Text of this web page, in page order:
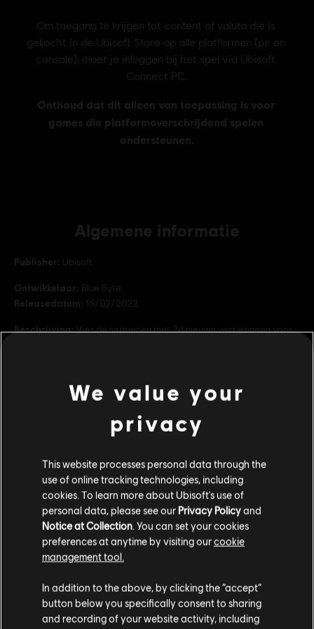
Algemene informatie
Publisher: Ubisoft
Ontwikkelaar: Blue Byte
Releasedatum: 15/02/2022
Beschrijving:Vier de seizoenen met 24 nieuwe versieringen voor
Grof taalgebruik, In-game aankopen
Je hebt een Ubisoft account nodig en moet de
© 2022 Ubisoft Entertainment. All Rights Reserved. Anno 1800™, Ubisoft and the Ubisoft
logo are registered or unregistered trademarks of Ubisoft Entertainment in the US
and/or other countries.
bekijk meer
Additionele content
Anno 1800™ Amusements Pack
Amusements Pack
Anno 1800™ Holiday Pack
Holiday Pack
Bezoek onze lokale Store om een aankoop te
We value your
privacy
This website processes personal data through the
use of online tracking technologies, including
cookies. To learn more about Ubisoft's use of
personal data, please see our Privacy Policyand
Notice at Collection. You can set your cookies
preferences at anytime by visiting ourcookie
management tool.
In addition to the above, by clicking the “accept”
button below you specifically consent to sharing
and recording of your website activity, including